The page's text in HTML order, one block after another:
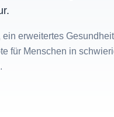
erweitertes
für Menschen in